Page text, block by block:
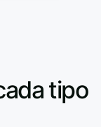
tipo